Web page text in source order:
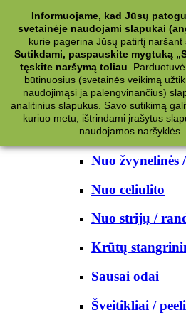
Kategorijos
Kosmetika
Kūno priežiūrai
Nuo prakaito
Kūno prausikliai
Nuo žvynelinės
Nuo celiulito
Nuo strijų /
Krūtų
Sausai odai
Šveitikliai /
Informuojame, kad Jūsų
svetainėje naudojami slapukai
kurie pagerina Jūsų patirtį naršant
Sutikdami, paspauskite mygtuką
tęskite naršymą toliau
būtinuosius (svetainės veikimą
naudojimąsi ja palengvinančius)
analitinius slapukus. Savo sutikimą
kuriuo metu, ištrindami įrašytus
naudojamos naršyklės.